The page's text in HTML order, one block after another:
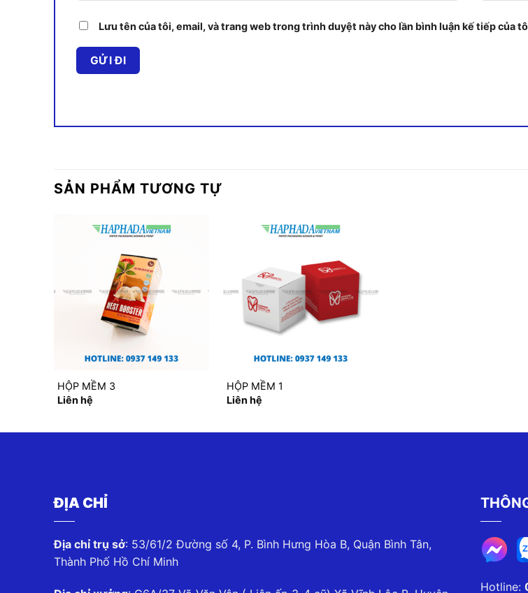
Lưu tên của tôi, email, và trang web trong trình duyệt này cho lần bình luận kế tiếp của
SẢN PHẨM TƯƠNG TỰ
HỘP MỀM 3
Liên hệ
HỘP MỀM 1
Liên hệ
ĐỊA CHỈ
Địa chỉ trụ sở: 53/61/2 Đường số 4, P. Bình Hưng Hòa B, Quận Bình Tân,
Thành Phố Hồ Chí Minh
Hotline: